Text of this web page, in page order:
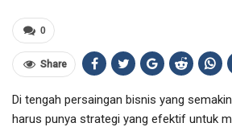
0
Share
Di tengah persaingan bisnis yang
harus punya strategi yang efektif untuk